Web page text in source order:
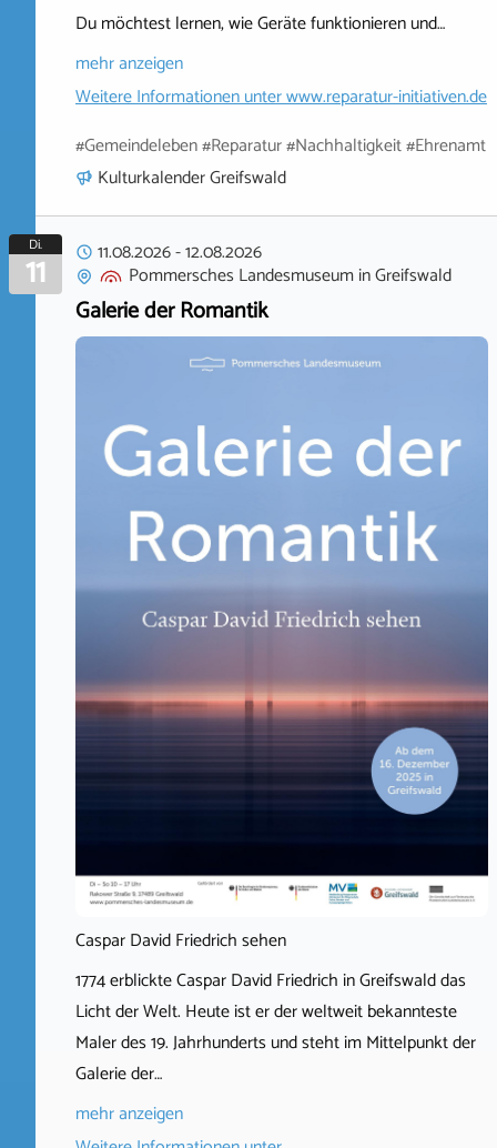
Du möchtest lernen, wie Geräte funktionieren und…
mehr anzeigen
Weitere Informationen unterwww.reparatur-initiativen.de
#Gemeindeleben #Reparatur #Nachhaltigkeit #Ehrenamt
Kulturkalender Greifswald
Di.
11 11.08.2026-12.08.2026
Pommersches LandesmuseuminGreifswald
Galerie der Romantik
Caspar David Friedrich sehen
1774 erblickte Caspar David Friedrich in Greifswald das
Licht der Welt. Heute ist er der weltweit bekannteste
Maler des 19. Jahrhunderts und steht im Mittelpunkt der
Galerie der…
mehr anzeigen